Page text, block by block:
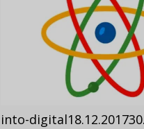
into-digital18.12.2017